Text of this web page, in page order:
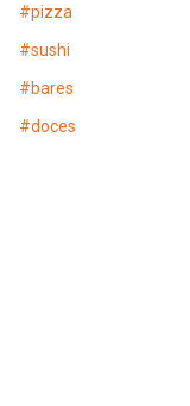
#pizza
#sushi
#bares
#doces